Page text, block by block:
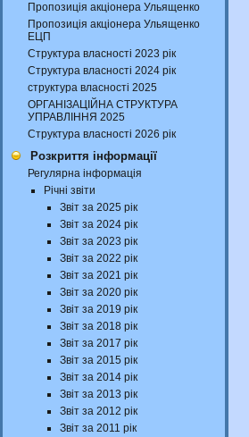
Пропозиція акціонера Ульященко
Пропозиція акціонера Ульященко
ЕЦП
Структура власності 2023 рік
Структура власності 2024 рік
структура власності 2025
ОРГАНІЗАЦІЙНА СТРУКТУРА
УПРАВЛІННЯ 2025
Структура власності 2026 рік
Розкриття інформації
Регулярна інформація
Річні звіти
Звіт за 2025 рік
Звіт за 2024 рік
Звіт за 2023 рік
Звіт за 2022 рік
Звіт за 2021 рік
Звіт за 2020 рік
Звіт за 2019 рік
Звіт за 2018 рік
Звіт за 2017 рік
Звіт за 2015 рік
Звіт за 2014 рік
Звіт за 2013 рік
Звіт за 2012 рік
Звіт за 2011 рік